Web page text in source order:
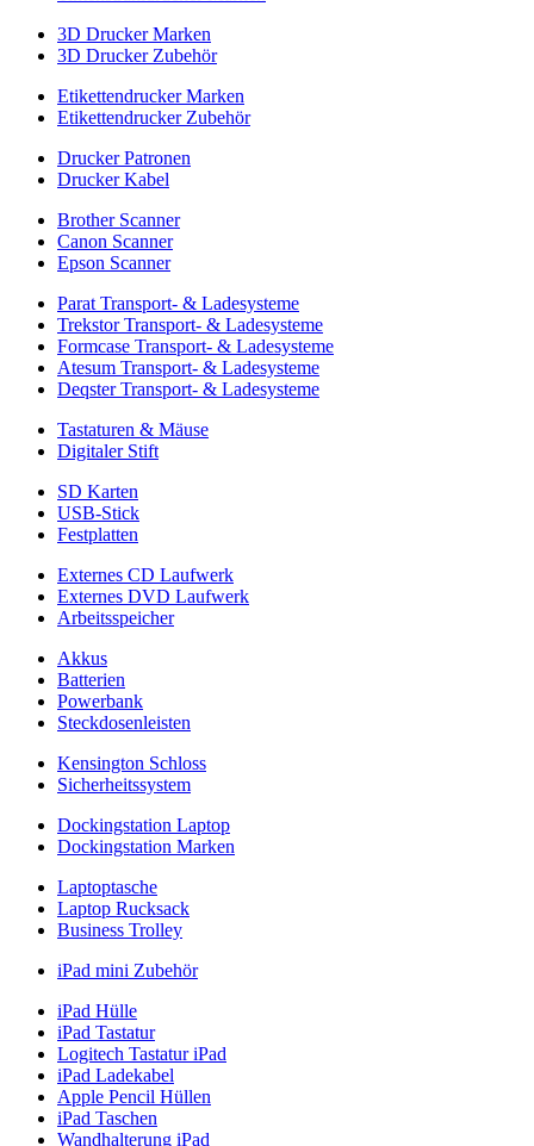
3D Drucker Marken
3D Drucker Zubehör
Etikettendrucker Marken
Etikettendrucker Zubehör
Drucker Patronen
Drucker Kabel
Brother Scanner
Canon Scanner
Epson Scanner
Parat Transport- & Ladesysteme
Trekstor Transport- & Ladesysteme
Formcase Transport- & Ladesysteme
Atesum Transport- & Ladesysteme
Deqster Transport- & Ladesysteme
Tastaturen & Mäuse
Digitaler Stift
SD Karten
USB-Stick
Festplatten
Externes CD Laufwerk
Externes DVD Laufwerk
Arbeitsspeicher
Akkus
Batterien
Powerbank
Steckdosenleisten
Kensington Schloss
Sicherheitssystem
Dockingstation Laptop
Dockingstation Marken
Laptoptasche
Laptop Rucksack
Business Trolley
iPad mini Zubehör
iPad Hülle
iPad Tastatur
Logitech Tastatur iPad
iPad Ladekabel
Apple Pencil Hüllen
iPad Taschen
Wandhalterung iPad